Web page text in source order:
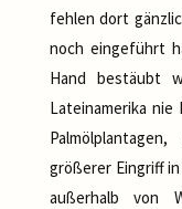
fehlen dort
noch eingeführt
Hand bestäubt
Lateinamerika nie
größerer Eingriff
außerhalb von